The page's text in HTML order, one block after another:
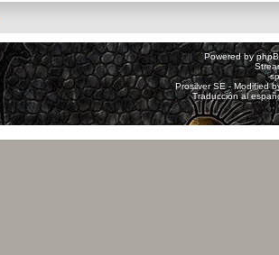
Powered by
Prosilver SE - Modified
Traducción al